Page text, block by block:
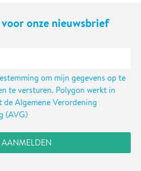
onze nieuwsbrief
om mijn gegevens op te
te versturen. Polygon werkt in
Algemene Verordening
(AVG)